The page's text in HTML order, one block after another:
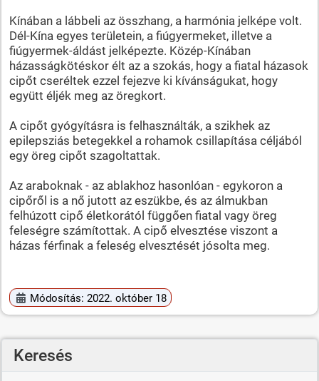
Kínában a lábbeli az összhang, a harmónia jelképe volt.
Dél-Kína egyes területein, a fiúgyermeket, illetve a
fiúgyermek-áldást jelképezte. Közép-Kínában
házasságkötéskor élt az a szokás, hogy a fiatal házasok
cipőt cseréltek ezzel fejezve ki kívánságukat, hogy
együtt éljék meg az öregkort.
A cipőt gyógyításra is felhasználták, a szikhek az
epilepsziás betegekkel a rohamok csillapítása céljából
egy öreg cipőt szagoltattak.
Az araboknak - az ablakhoz hasonlóan - egykoron a
cipőről is a nő jutott az eszükbe, és az álmukban
felhúzott cipő életkorától függően fiatal vagy öreg
feleségre számítottak. A cipő elvesztése viszont a
házas férfinak a feleség elvesztését jósolta meg.
Módosítás: 2022. október 18
Keresés